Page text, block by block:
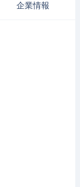
企業情報